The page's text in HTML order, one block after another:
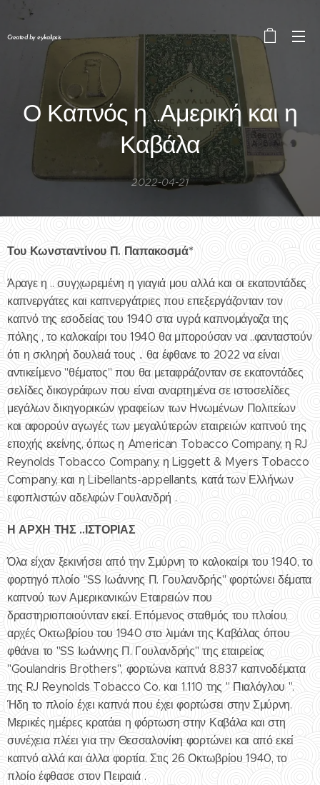
Created by eykalipsis
Ο Καπνός η ..Αμερική και η
Καβάλα
2022-04-21
Του Κωνσταντίνου Π. Παπακοσμά*
Άραγε η .. συγχωρεμένη η γιαγιά μου αλλά και οι εκατοντάδες
καπνεργάτες και καπνεργάτριες που επεξεργάζονταν τον
καπνό της εσοδείας του 1940 στα υγρά καπνομάγαζα της
πόλης , το καλοκαίρι του 1940 θα μπορούσαν να ..φανταστούν
ότι η σκληρή δουλειά τους .. θα έφθανε το 2022 να είναι
αντικείμενο "θέματος" που θα μεταφράζονταν σε εκατοντάδες
σελίδες δικογράφων που είναι αναρτημένα σε ιστοσελίδες
μεγάλων δικηγορικών γραφείων των Ηνωμένων Πολιτείων
και αφορούν αγωγές των μεγαλύτερών εταιρειών καπνού της
εποχής εκείνης, όπως η American Tobacco Company, η RJ
Reynolds Tobacco Company, η Liggett & Myers Tobacco
Company, και η Libellants-appellants, κατά των Ελλήνων
εφοπλιστών αδελφών Γουλανδρή .
Η ΑΡΧΗ ΤΗΣ ..ΙΣΤΟΡΙΑΣ
Όλα είχαν ξεκινήσει από την Σμύρνη το καλοκαίρι του 1940, το
φορτηγό πλοίο "SS Ιωάννης Π. Γουλανδρής" φορτώνει δέματα
καπνού των Αμερικανικών Εταιρειών που
δραστηριοποιούνταν εκεί. Επόμενος σταθμός του πλοίου,
αρχές Οκτωβρίου του 1940 στο λιμάνι της Καβάλας όπου
φθάνει το "SS Ιωάννης Π. Γουλανδρής" της εταιρείας
"Goulandris Brothers", φορτώνει καπνά 8.837 καπνοδέματα
της RJ Reynolds Tobacco Co. και 1.110 της " Πιαλόγλου ".
Ήδη το πλοίο έχει καπνά που έχει φορτώσει στην Σμύρνη.
Μερικές ημέρες κρατάει η φόρτωση στην Καβάλα και στη
συνέχεια πλέει για την Θεσσαλονίκη φορτώνει και από εκεί
καπνό αλλά και άλλα φορτία. Στις 26 Οκτωβρίου 1940, το
πλοίο έφθασε στον Πειραιά .